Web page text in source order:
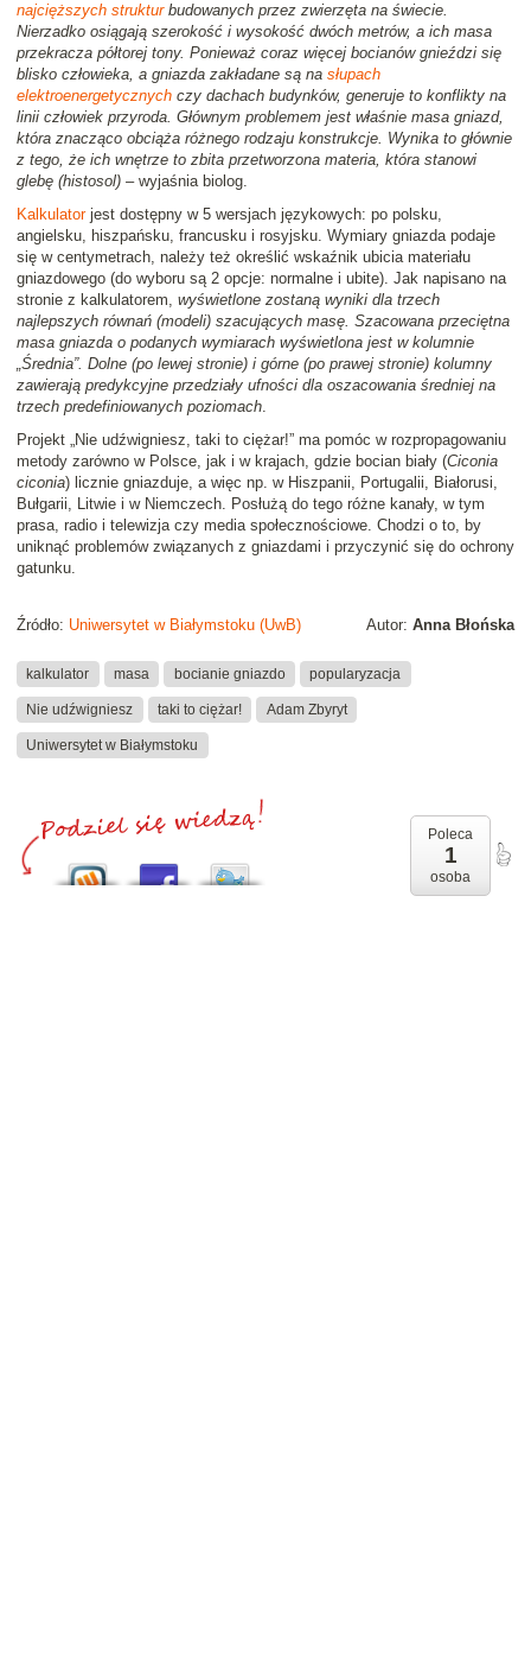
najcięższych strukturbudowanych przez zwierzęta na świecie.
Nierzadko osiągają szerokość i wysokość dwóch metrów, a ich masa
przekracza półtorej tony. Ponieważ coraz więcej bocianów gnieździ się
blisko człowieka, a gniazda zakładane są na słupach
elektroenergetycznych czy dachach budynków, generuje to konflikty na
linii człowiek przyroda. Głównym problemem jest właśnie masa gniazd,
która znacząco obciąża różnego rodzaju konstrukcje. Wynika to głównie
z tego, że ich wnętrze to zbita przetworzona materia, która stanowi
glebę (histosol) – wyjaśnia biolog.
Kalkulator jest dostępny w 5 wersjach językowych: po polsku,
angielsku, hiszpańsku, francusku i rosyjsku. Wymiary gniazda podaje
się w centymetrach, należy też określić wskaźnik ubicia materiału
gniazdowego (do wyboru są 2 opcje: normalne i ubite). Jak napisano na
stronie z kalkulatorem, wyświetlone zostaną wyniki dla trzech
najlepszych równań (modeli) szacujących masę. Szacowana przeciętna
masa gniazda o podanych wymiarach wyświetlona jest w kolumnie
„Średnia”. Dolne (po lewej stronie) i górne (po prawej stronie) kolumny
zawierają predykcyjne przedziały ufności dla oszacowania średniej na
trzech predefiniowanych poziomach.
Projekt „Nie udźwigniesz, taki to ciężar!” ma pomóc w rozpropagowaniu
metody zarówno w Polsce, jak i w krajach, gdzie bocian biały (Ciconia
ciconia) licznie gniazduje, a więc np. w Hiszpanii, Portugalii, Białorusi,
Bułgarii, Litwie i w Niemczech. Posłużą do tego różne kanały, w tym
prasa, radio i telewizja czy media społecznościowe. Chodzi o to, by
uniknąć problemów związanych z gniazdami i przyczynić się do ochrony
gatunku.
Autor: Anna Błońska
Źródło: Uniwersytet w Białymstoku (UwB)
kalkulator masa bocianie gniazdo popularyzacja
Nie udźwigniesz taki to ciężar! Adam Zbyryt
Uniwersytet w Białymstoku
Poleca
1
osoba